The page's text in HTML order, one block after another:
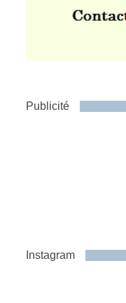
Publicité
Instagram